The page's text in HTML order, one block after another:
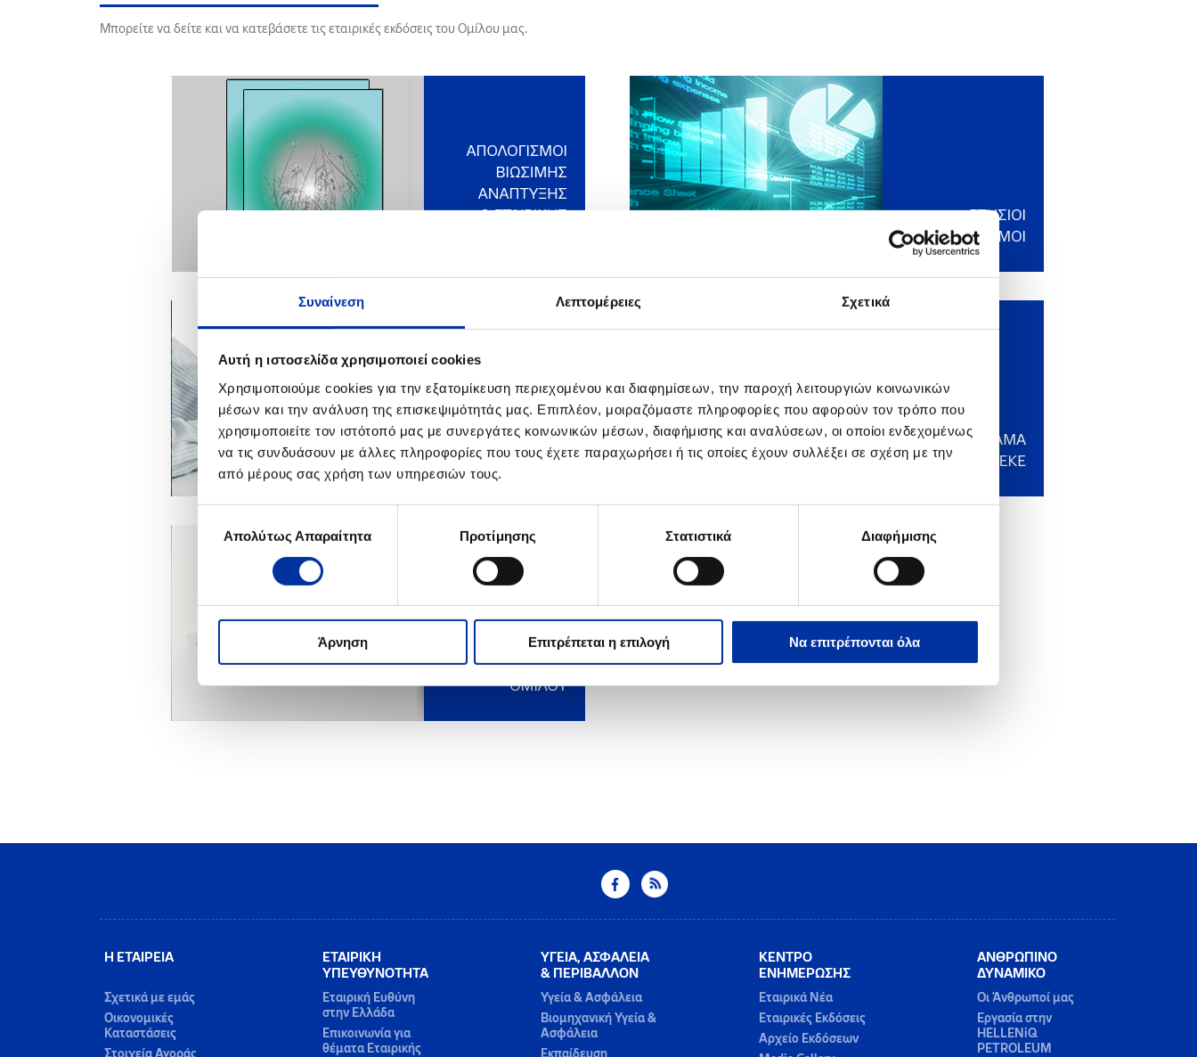
Συναίνεση Λεπτομέρειες Σχετικά
Αυτή η ιστοσελίδα χρησιμοποιεί cookies
Χρησιμοποιούμε cookies για την εξατομίκευση περιεχομένου και διαφημίσεων, την παροχή λειτουργιών κοινωνικών
μέσων και την ανάλυση της επισκεψιμότητάς μας. Επιπλέον, μοιραζόμαστε πληροφορίες που αφορούν τον τρόπο που
χρησιμοποιείτε τον ιστότοπό μας με συνεργάτες κοινωνικών μέσων, διαφήμισης και αναλύσεων, οι οποίοι ενδεχομένως
να τις συνδυάσουν με άλλες πληροφορίες που τους έχετε παραχωρήσει ή τις οποίες έχουν συλλέξει σε σχέση με την
από μέρους σας χρήση των υπηρεσιών τους.
συγκατάθεσης
Απολύτως Απαραίτητα Προτίμησης Στατιστικά Διαφήμισης
Άρνηση Επιτρέπεται η επιλογή Να επιτρέπονται όλα
Μπορείτε να δείτε και να κατεβάσετε τις εταιρικές εκδόσεις του Ομίλου μας.
Η ΕΤΑΙΡΕΙΑ
Σχετικά με εμάς
Οικονομικές
Καταστάσεις
Στοιχεία Αγοράς
ΕΤΑΙΡΙΚΗ
ΥΠΕΥΘΥΝΟΤΗΤΑ
Εταιρική Ευθύνη
στην Ελλάδα
Επικοινωνία για
θέματα Εταιρικής
ΥΓΕΙΑ, ΑΣΦΑΛΕΙΑ
& ΠΕΡΙΒΑΛΛΟΝ
Υγεία & Ασφάλεια
Βιομηχανική Υγεία &
Ασφάλεια
Εκπαίδευση
ΚΕΝΤΡΟ
ΕΝΗΜΕΡΩΣΗΣ
Εταιρικά Νέα
Εταιρικές Εκδόσεις
Αρχείο Εκδόσεων
ΑΝΘΡΩΠΙΝΟ
ΔΥΝΑΜΙΚΟ
Οι Άνθρωποί μας
Εργασία στην
HELLENiQ
PETROLEUM